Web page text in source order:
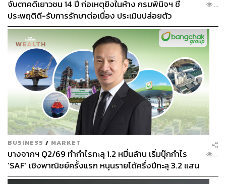
จับตาคดีเยาวชน 14 ปี ก่อเหตุยิงในห้าง กรมพินิจฯ ชี้
ประพฤติดี-รับการรักษาต่อเนื่อง ประเมินปล่อยตัว
...
BUSINESS / MARKET
บางจากฯ Q2/69 ทำกำไรทะลุ 1.2 หมื่นล้าน เริ่มบุ๊กกำไร
‘SAF’ เชิงพาณิชย์ครั้งแรก หนุนรายได้ครึ่งปีทะลุ 3.2 แสน
ล้าน
...